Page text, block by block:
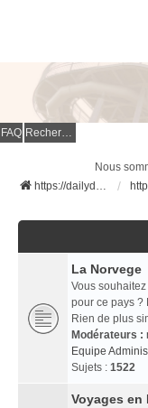
FAQ Rechercher
Nous
https://dailydigesthub.com
La Norvege
Vous
pour ce pays ?
Rien de plus
Modérateurs :
Equipe
Sujets : 1522
Voyages en